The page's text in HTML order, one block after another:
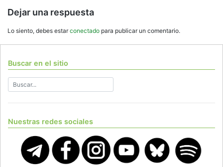
Dejar una respuesta
Lo siento, debes estarconectado para publicar un comentario.
Buscar en el sitio
Nuestras redes sociales